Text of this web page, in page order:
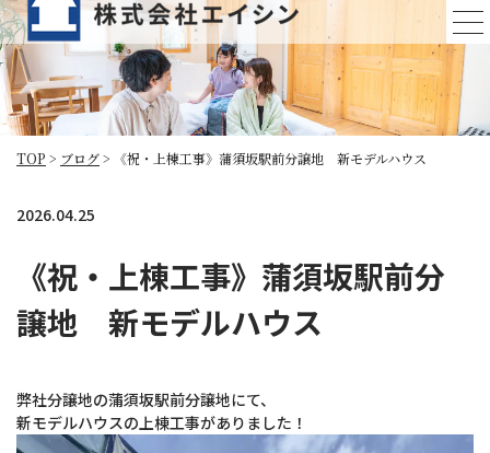
ブログ
TOP > ブログ> 《祝・上棟工事》蒲須坂駅前分譲地 新モデルハウス
2026.04.25
《祝・上棟工事》蒲須坂駅前分
譲地 新モデルハウス
弊社分譲地の蒲須坂駅前分譲地にて、
新モデルハウスの上棟工事がありました！